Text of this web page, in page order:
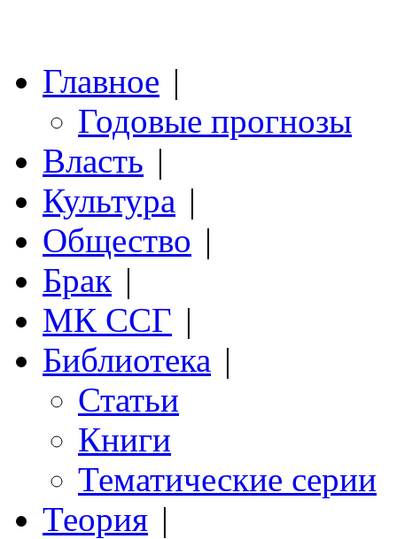
Главное |
Годовые прогнозы
Власть |
Культура |
Общество |
Брак |
МК ССГ |
Библиотека |
Статьи
Книги
Тематические серии
Теория |